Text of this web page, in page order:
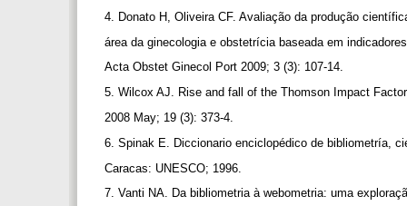
4. Donato H, Oliveira CF. Avaliação da produção
área da ginecologia e obstetrícia baseada em
Acta Obstet Ginecol Port 2009; 3 (3): 107-14.
5. Wilcox AJ. Rise and fall of the Thomson Impact
2008 May; 19 (3): 373-4.
6. Spinak E. Diccionario enciclopédico de bibliometría,
Caracas: UNESCO; 1996.
7. Vanti NA. Da bibliometria à webometria: uma